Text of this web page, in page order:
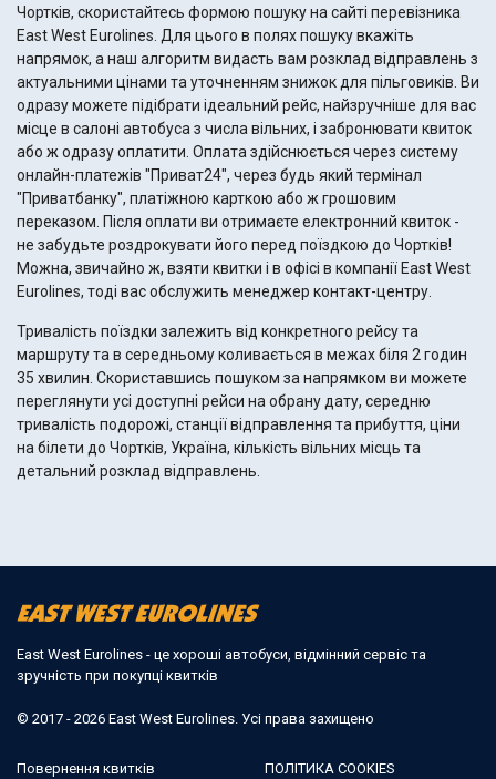
Чортків, скористайтесь формою пошуку на сайті перевізника
East West Eurolines. Для цього в полях пошуку вкажіть
напрямок, а наш алгоритм видасть вам розклад відправлень з
актуальними цінами та уточненням знижок для пільговиків. Ви
одразу можете підібрати ідеальний рейс, найзручніше для вас
місце в салоні автобуса з числа вільних, і забронювати квиток
або ж одразу оплатити. Оплата здійснюється через систему
онлайн-платежів "Приват24", через будь який термінал
"Приватбанку", платіжною карткою або ж грошовим
переказом. Після оплати ви отримаєте електронний квиток -
не забудьте роздрокувати його перед поїздкою до Чортків!
Можна, звичайно ж, взяти квитки і в офісі в компанії East West
Eurolines, тоді вас обслужить менеджер контакт-центру.
Тривалість поїздки залежить від конкретного рейсу та
маршруту та в середньому коливається в межах біля 2 годин
35 хвилин. Скориставшись пошуком за напрямком ви можете
переглянути усі доступні рейси на обрану дату, середню
тривалість подорожі, станції відправлення та прибуття, ціни
на білети до Чортків, Україна, кількість вільних місць та
детальний розклад відправлень.
East West Eurolines - це хороші автобуси, відмінний сервіс та
зручність при покупці квитків
© 2017 - 2026 East West Eurolines. Усі права захищено
Повернення квитків ПОЛІТИКА COOKIES